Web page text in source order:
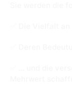
die
Die Vielfalt
eren
… und die